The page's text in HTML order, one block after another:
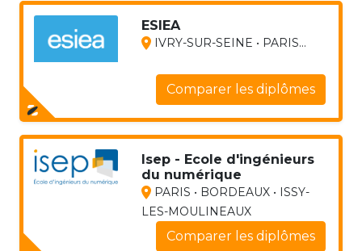
ESIEA
IVRY-SUR-SEINE • PARIS...
Comparer les diplômes
Isep - Ecole d'ingénieurs
du numérique
PARIS • BORDEAUX • ISSY-
LES-MOULINEAUX
Comparer les diplômes